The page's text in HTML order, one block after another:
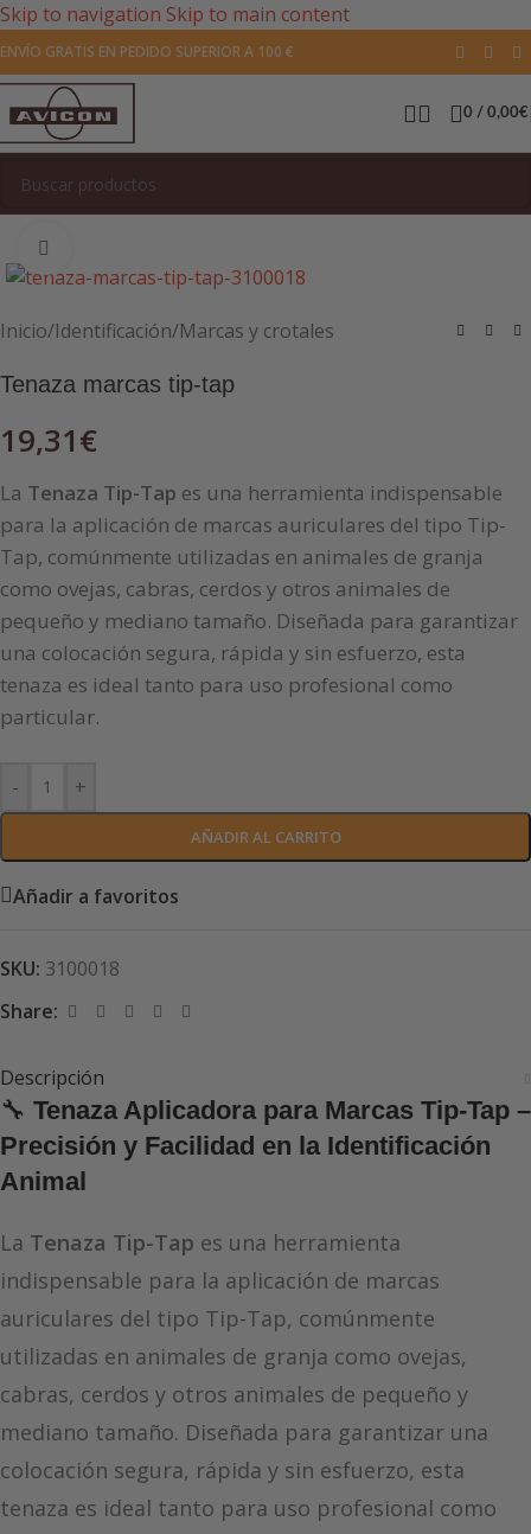
Skip to navigation Skip to main content
ENVÍO GRATIS EN PEDIDO SUPERIOR A 100 €
0 / 0,00€
Inicio/Identificación/Marcas y crotales
Tenaza marcas tip-tap
19,31€
La Tenaza Tip-Tap es una herramienta indispensable
para la aplicación de marcas auriculares del tipo Tip-
Tap, comúnmente utilizadas en animales de granja
como ovejas, cabras, cerdos y otros animales de
pequeño y mediano tamaño. Diseñada para garantizar
una colocación segura, rápida y sin esfuerzo, esta
tenaza es ideal tanto para uso profesional como
particular.
- +
AÑADIR AL CARRITO
Añadir a favoritos
SKU: 3100018
Share:
Descripción
🔧 Tenaza Aplicadora para Marcas Tip-Tap –
Precisión y Facilidad en la Identificación
Animal
La Tenaza Tip-Tap es una herramienta
indispensable para la aplicación de marcas
auriculares del tipo Tip-Tap, comúnmente
utilizadas en animales de granja como ovejas,
cabras, cerdos y otros animales de pequeño y
mediano tamaño. Diseñada para garantizar una
colocación segura, rápida y sin esfuerzo, esta
tenaza es ideal tanto para uso profesional como